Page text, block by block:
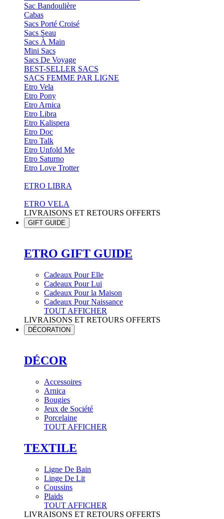
Sac Bandoulière
Cabas
Sacs Porté Croisé
Sacs Seau
Sacs À Main
Mini Sacs
Sacs De Voyage
BEST-SELLER SACS
SACS FEMME PAR LIGNE
Etro Vela
Etro Pony
Etro Arnica
Etro Libra
Etro Kalispera
Etro Doc
Etro Talk
Etro Unfold Me
Etro Saturno
Etro Love Trotter
ETRO LIBRA
ETRO VELA
LIVRAISONS ET RETOURS OFFERTS
GIFT GUIDE
ETRO GIFT GUIDE
Cadeaux Pour Elle
Cadeaux Pour Lui
Cadeaux Pour la Maison
Cadeaux Pour Naissance
TOUT AFFICHER
LIVRAISONS ET RETOURS OFFERTS
DÉCORATION
DÉCOR
Accessoires
Arnica
Bougies
Jeux de Société
Porcelaine
TOUT AFFICHER
TEXTILE
Ligne De Bain
Linge De Lit
Coussins
Plaids
TOUT AFFICHER
LIVRAISONS ET RETOURS OFFERTS